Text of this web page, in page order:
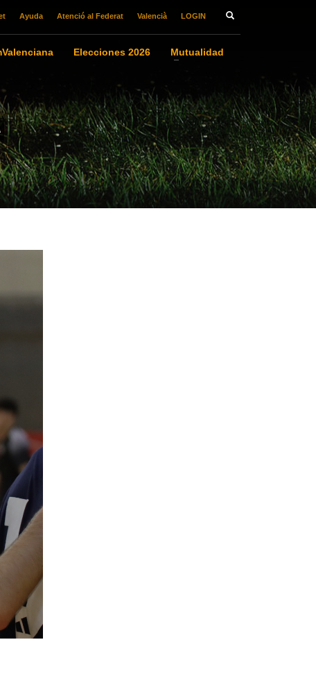
Ayuda Atenció al Federat Valencià LOGIN
Elecciones 2026
Mutualidad